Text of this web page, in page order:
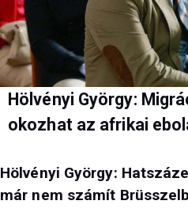
Hölvényi György:
okozhat az afrikai
Hölvényi György:
már nem számít